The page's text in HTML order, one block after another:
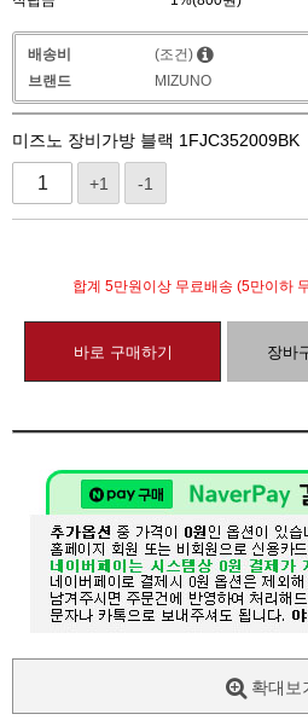
배송비
(조건)
브랜드
MIZUNO
미즈노 장비가방 블랙 1FJC352009BK
+1 -1
합계 5만원이상 무료배송 (5만이하
바로 구매하기 장바
확대보